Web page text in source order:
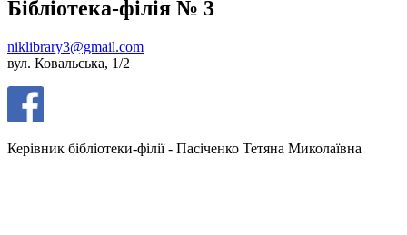
Бібліотека-філія № 3
niklibrary3@gmail.com
вул. Ковальська, 1/2
Керівник бібліотеки-філії - Пасіченко Тетяна Миколаївна